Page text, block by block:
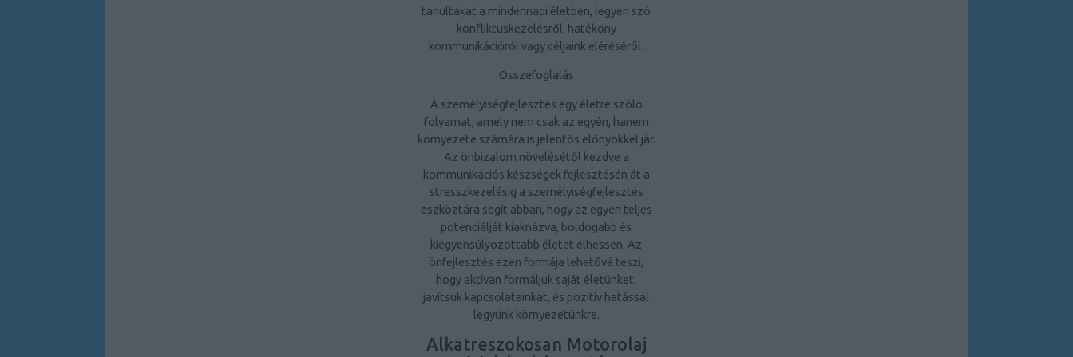
tanultakat a mindennapi életben, legyen szó
konfliktuskezelésről, hatékony
kommunikációról vagy céljaink eléréséről.
Összefoglalás
A személyiségfejlesztés egy életre szóló
folyamat, amely nem csak az egyén, hanem
környezete számára is jelentős előnyökkel jár.
Az önbizalom növelésétől kezdve a
kommunikációs készségek fejlesztésén át a
stresszkezelésig a személyiségfejlesztés
eszköztára segít abban, hogy az egyén teljes
potenciálját kiaknázva, boldogabb és
kiegyensúlyozottabb életet élhessen. Az
önfejlesztés ezen formája lehetővé teszi,
hogy aktívan formáljuk saját életünket,
javítsuk kapcsolatainkat, és pozitív hatással
legyünk környezetünkre.
Alkatreszokosan Motorolaj